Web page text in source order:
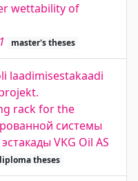
wettability of
master's theses
laadimisestakaadi
rack for the
системы
VKG Oil AS
theses